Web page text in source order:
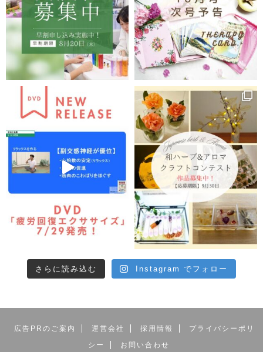
さらに読み込む Instagram でフォロー
広告PRのご案内 運営会社 採用情報
プライバシーポリ
シー
お問い合わせ